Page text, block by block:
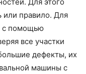
или правило. Для
с помощью
все участки
дефекты, их
машины с